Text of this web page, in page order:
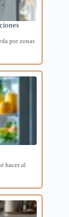
por zonas
hacer al